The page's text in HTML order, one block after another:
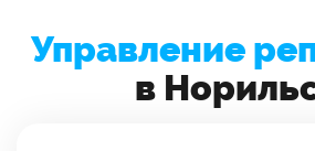
Управление
в